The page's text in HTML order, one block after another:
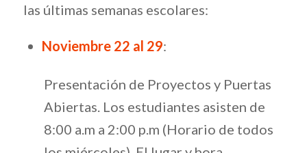
las últimas semanas escolares:
Noviembre 22 al 29:
Presentación de Proyectos y Puertas
Abiertas. Los estudiantes asisten de
8:00 a.m a 2:00 p.m (Horario de todos